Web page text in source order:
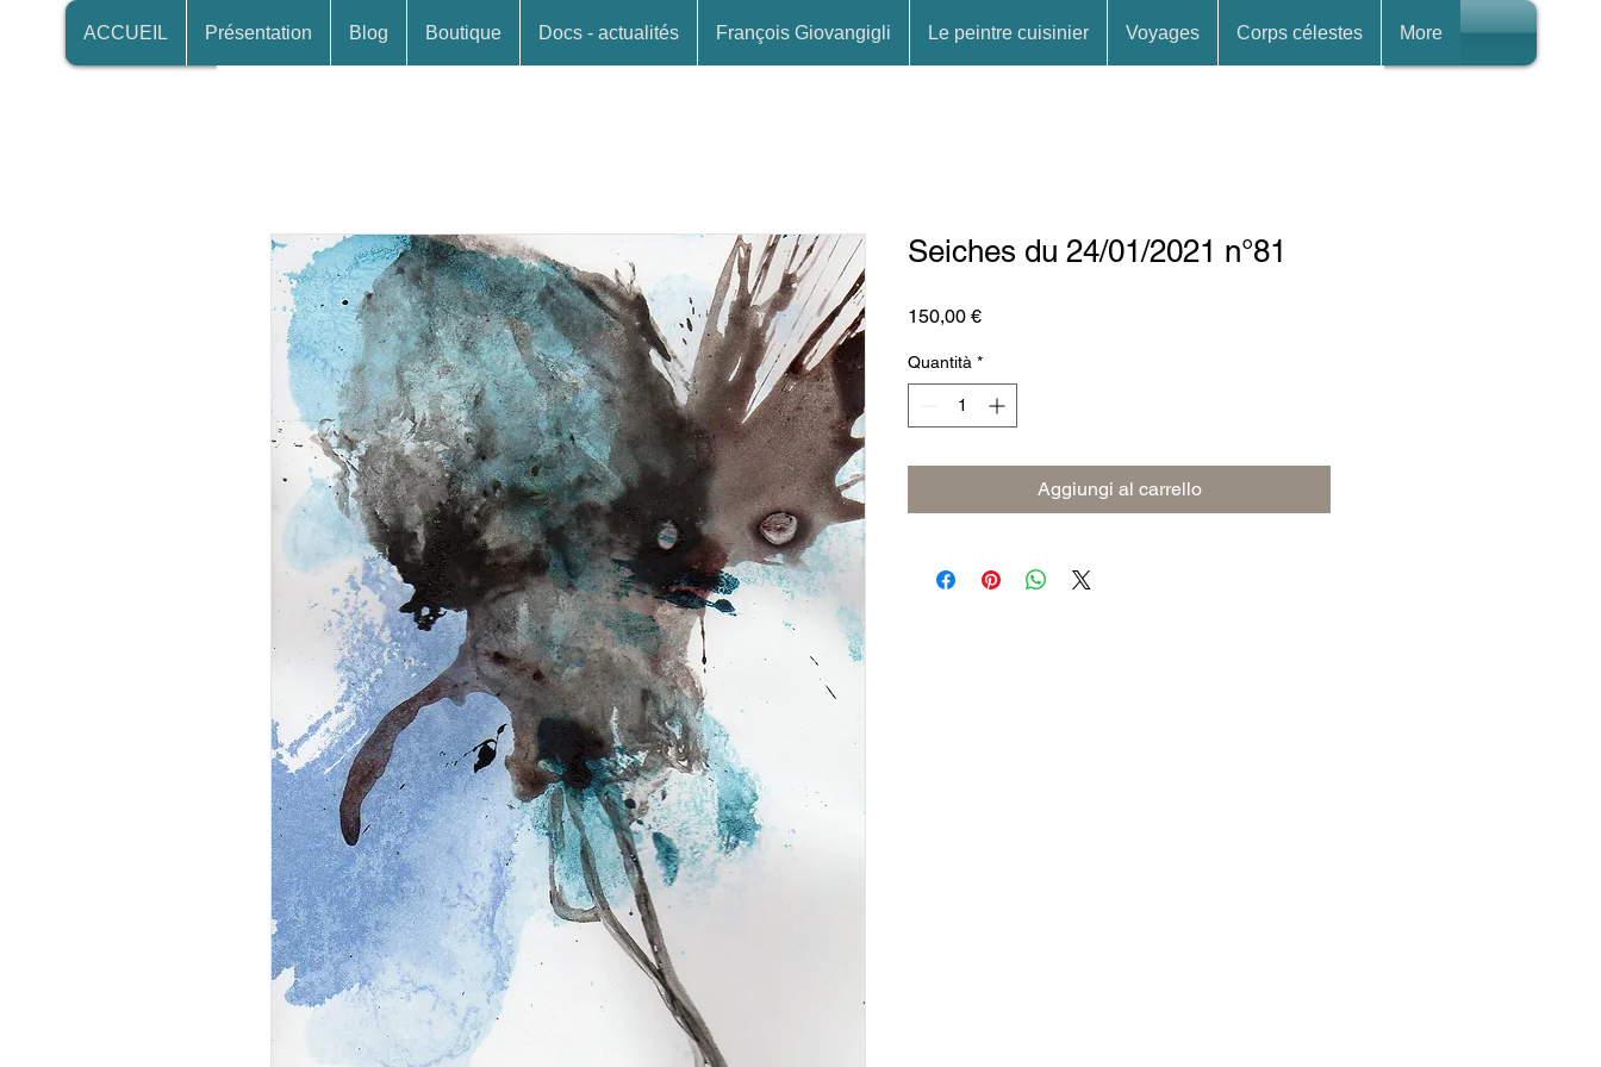
ACCUEIL Présentation Blog Boutique Docs - actualités François Giovangigli Le peintre cuisinier Voyages Corps célestes More
Seiches du 24/01/2021 n°81
150,00 €Prezzo
Quantità *
Aggiungi al carrello